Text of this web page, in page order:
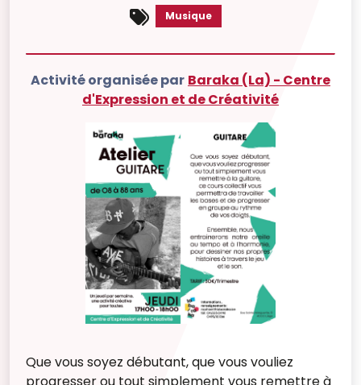
Musique
Activité organisée par Baraka (La) - Centre
d'Expression et de Créativité
Que vous soyez débutant, que vous vouliez